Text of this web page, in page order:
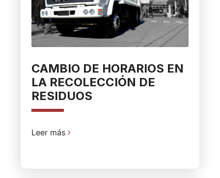
CAMBIO DE HORARIOS EN
LA RECOLECCIÓN DE
RESIDUOS
Leer más